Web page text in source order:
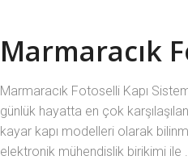
Marmaracık
Marmaracık Fotoselli Kapı
günlük hayatta en çok
kayar kapı modelleri olarak
elektronik mühendislik birikimi ile